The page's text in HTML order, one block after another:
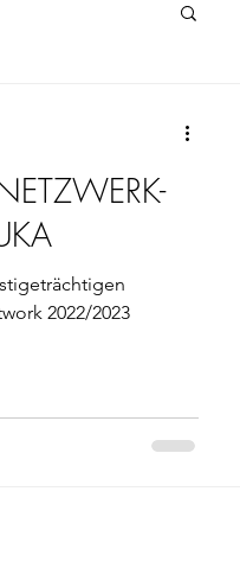
2022/2023